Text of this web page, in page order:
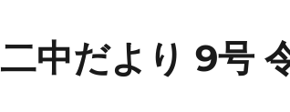
二中だより 9号